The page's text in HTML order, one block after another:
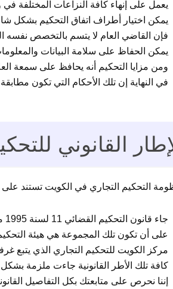
يعمل على إنهاء كافة النزاعات المختلفة
يمكن اختيار أطراف اتفاق التحكيم بشكل
فإن القاضي العام لا يتسم بالتخصص نفسه
يمكن الحفاظ على سلامة البيانات
ومن مزايا التحكيم أنه يحافظ على سمعة
في النهاية إن تلك الأحكام التي تكون
القانوني
التحكيم التجاري في الكويت تستند على
جاء قانون التحكيم القضائي 11 لسنة 1995 من خلال وزارة العدل ويتضمن قاضي وهيئة محكمين.
على أن تكون تلك المجموعة هي هيئة
مركز الكويت للتحكيم التجاري الذي يتبع
كافة تلك الأطر القانونية جاءت ملزمة
إننا نحرص على متابعتك بكل التفاصيل